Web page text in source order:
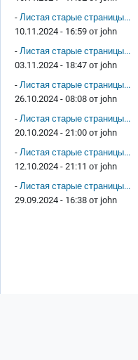
- Листая старые страницы...
10.11.2024 - 16:59 от john
- Листая старые страницы...
03.11.2024 - 18:47 от john
- Листая старые страницы...
26.10.2024 - 08:08 от john
- Листая старые страницы...
20.10.2024 - 21:00 от john
- Листая старые страницы...
12.10.2024 - 21:11 от john
- Листая старые страницы...
29.09.2024 - 16:38 от john